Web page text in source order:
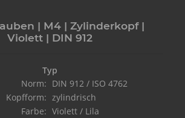
| M4 | Zylinderkopf |
Violett | DIN 912
Typ
Norm: DIN 912 / ISO 4762
Kopfform: zylindrisch
Farbe: Violett / Lila